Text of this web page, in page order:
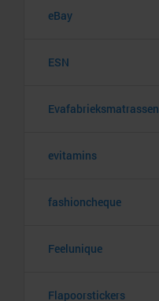
eBay
ESN
Evafabrieksmatrassen
evitamins
fashioncheque
Feelunique
Flapoorstickers